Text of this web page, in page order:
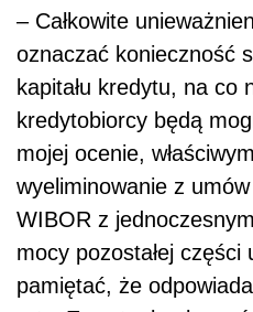
– Całkowite
oznaczać konieczność
kapitału kredytu, na co
kredytobiorcy będą
mojej ocenie,
wyeliminowanie z
WIBOR z
mocy pozostałej
pamiętać, że